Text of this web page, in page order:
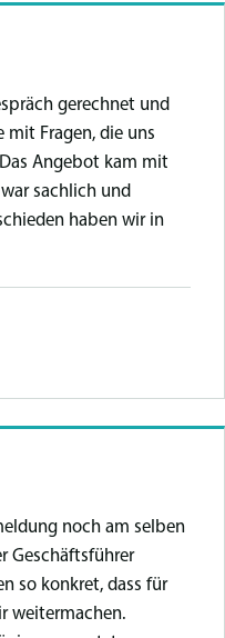
gerechnet und
mit Fragen, die uns
Angebot kam mit
sachlich und
haben wir in
noch am selben
Geschäftsführer
so konkret, dass für
weitermachen.